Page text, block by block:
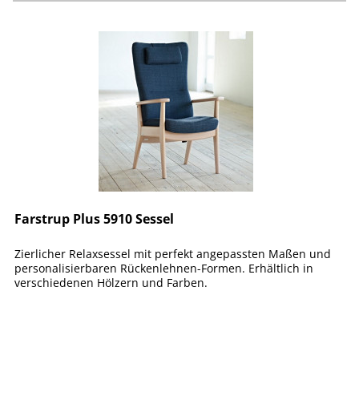
Farstrup Plus 5910 Sessel
Zierlicher Relaxsessel mit perfekt angepassten Maßen und
personalisierbaren Rückenlehnen-Formen. Erhältlich in
verschiedenen Hölzern und Farben.